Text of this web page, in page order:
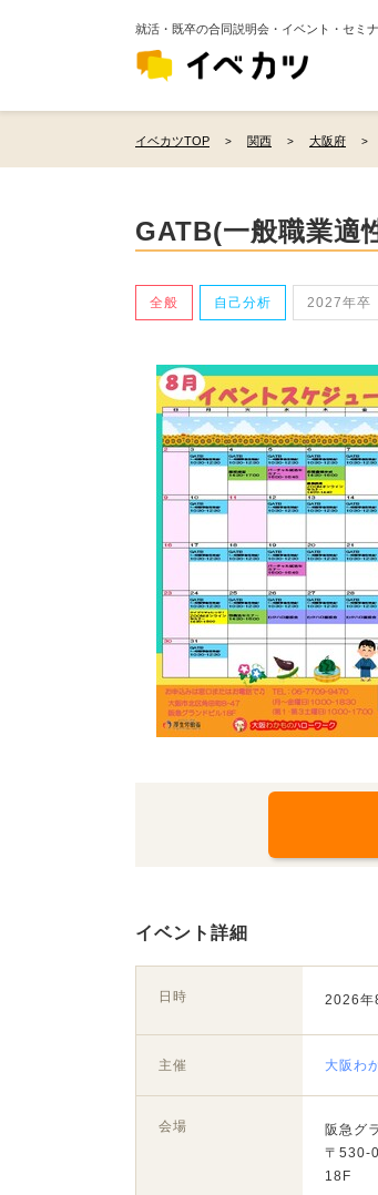
就活・既卒の合同説明会・イベント・セミ
イベカツTOP 関西 大阪府
GATB(一般職業
全般 自己分析 2027年卒
イベント詳細
日時 2026年
主催 大阪わ
会場
阪急グ
〒530-
18F